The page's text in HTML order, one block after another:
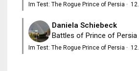
Im Test: The Rogue Prince of Persia ·
Daniela Schiebeck
Battles of Prince of
Im Test: The Rogue Prince of Persia ·